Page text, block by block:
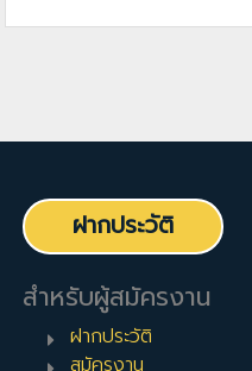
ฝากประวัติ
สำหรับผู้สมัครงาน
ฝากประวัติ
สมัครงาน